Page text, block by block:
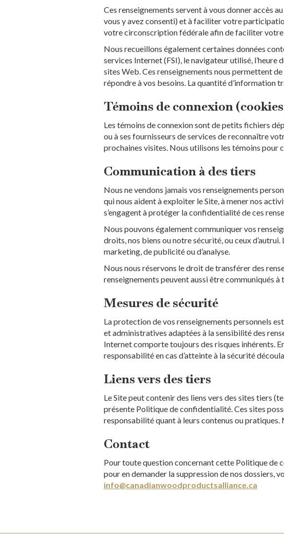
Ces renseignements servent à vous donner accès
vous y avez consenti) et à faciliter votre
votre circonscription fédérale afin de faciliter
Nous recueillons également certaines données
services Internet (FSI), le navigateur utilisé,
sites Web. Ces renseignements nous permettent
répondre à vos besoins. La quantité d’information
Témoins de connexion
Les témoins de connexion sont de petits fichiers
ou à ses fournisseurs de services de reconnaître
prochaines visites. Nous utilisons les témoins pour
Communication à des tiers
Nous ne vendons jamais vos renseignements
qui nous aident à exploiter le Site, à mener nos
s’engagent à protéger la confidentialité de ces
Nous pouvons également communiquer vos
droits, nos biens ou notre sécurité, ou ceux
marketing, de publicité ou d’analyse.
Nous nous réservons le droit de transférer des
renseignements peuvent aussi être communiqués
Mesures de sécurité
La protection de vos renseignements personnels
et administratives adaptées à la sensibilité des
Internet comporte toujours des risques inhérents.
responsabilité en cas d’atteinte à la sécurité
Liens vers des tiers
Le Site peut contenir des liens vers des sites tiers
présente Politique de confidentialité. Ces sites
responsabilité quant à leurs contenus ou
Contact
Pour toute question concernant cette Politique de
pour en demander la suppression de nos dossiers,
info@canadianwoodproductsalliance.ca